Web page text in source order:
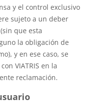
y el control exclusivo
sujeto a un deber
que esta
la obligación de
y en ese caso, se
VIATRIS en la
reclamación.